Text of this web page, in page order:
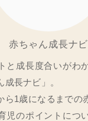
赤ちゃん成長ナビ
と成長度合いがわ
成長ナビ」。
ら1歳になるまでの
児のポイントにつ